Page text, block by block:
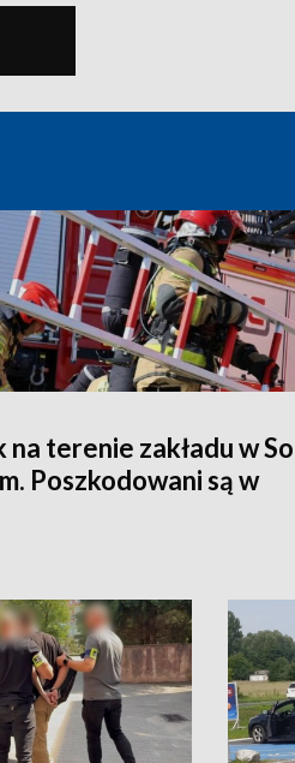
terenie zakładu w
Poszkodowani są w